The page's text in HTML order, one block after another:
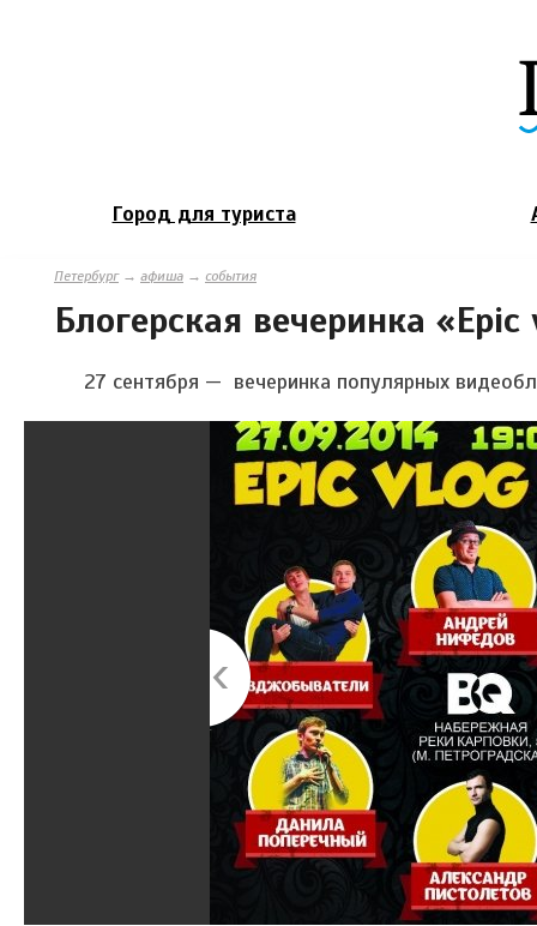
Город для туриста
Петербург→ афиша → события
Блогерская вечеринка
27 сентября — вечеринка популярных